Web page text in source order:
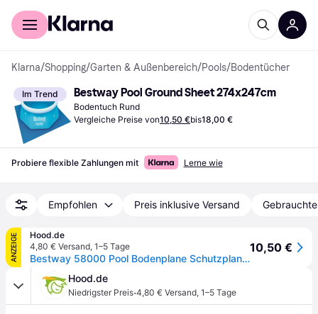
Für Shopper
Klarna/Shopping/Garten & Außenbereich/Pools/Bodentücher
Im Trend Bestway Pool Ground Sheet 274x247cm
Bodentuch Rund
Vergleiche Preise von10,50 €bis18,00 €
Probiere flexible Zahlungen mit Lerne wie
Empfohlen Preis inklusive Versand
ANZEIGE
Hood.de
4,80 € Versand, 1–5 Tage
Bestway 58000 Pool Bodenplane Schutzplane Unterlegmatte Swimmingpool 274x274cm
10,50 €
Hood.de
Niedrigster Preis·4,80 € Versand, 1–5 Tage